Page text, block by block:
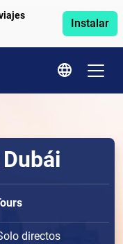
Instalar
directos